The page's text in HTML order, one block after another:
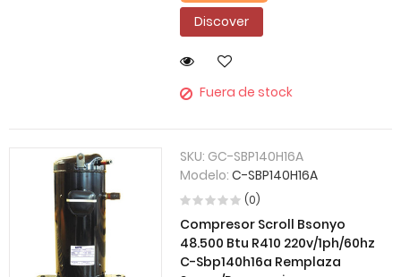
Discover
Fuera de stock
SKU: GC-SBP140H16A
Modelo:C-SBP140H16A
(0)
Compresor Scroll Bsonyo
48.500 Btu R410 220v/1ph/60hz
C-Sbp140h16a Remplaza